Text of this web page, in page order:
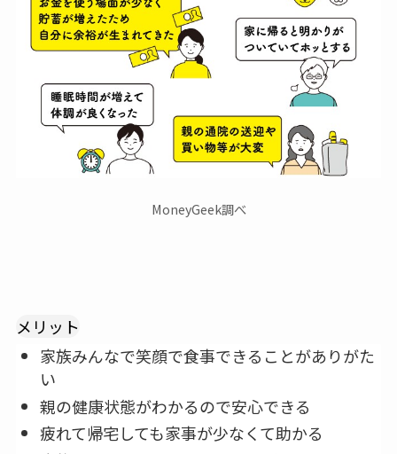
MoneyGeek調べ
メリット
家族みんなで笑顔で食事できることがありがた
い
親の健康状態がわかるので安心できる
疲れて帰宅しても家事が少なくて助かる